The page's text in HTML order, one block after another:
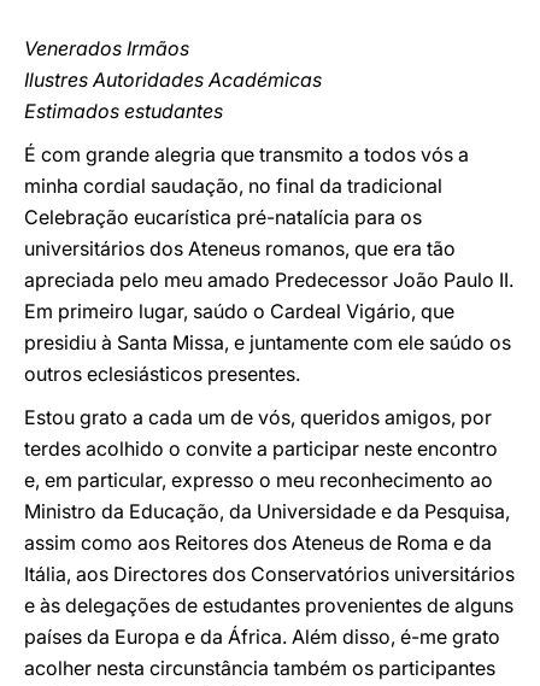
Venerados Irmãos
Ilustres Autoridades Académicas
Estimados estudantes
É com grande alegria que transmito a todos vós a
minha cordial saudação, no final da tradicional
Celebração eucarística pré-natalícia para os
universitários dos Ateneus romanos, que era tão
apreciada pelo meu amado Predecessor João Paulo II.
Em primeiro lugar, saúdo o Cardeal Vigário, que
presidiu à Santa Missa, e juntamente com ele saúdo os
outros eclesiásticos presentes.
Estou grato a cada um de vós, queridos amigos, por
terdes acolhido o convite a participar neste encontro
e, em particular, expresso o meu reconhecimento ao
Ministro da Educação, da Universidade e da Pesquisa,
assim como aos Reitores dos Ateneus de Roma e da
Itália, aos Directores dos Conservatórios universitários
e às delegações de estudantes provenientes de alguns
países da Europa e da África. Além disso, é-me grato
acolher nesta circunstância também os participantes